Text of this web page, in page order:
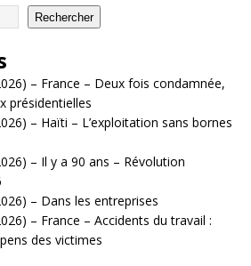
Rechercher
– France – Deux fois condamnée,
présidentielles
– Haïti – L’exploitation sans bornes
– Il y a 90 ans – Révolution
– Dans les entreprises
– France – Accidents du travail :
des victimes